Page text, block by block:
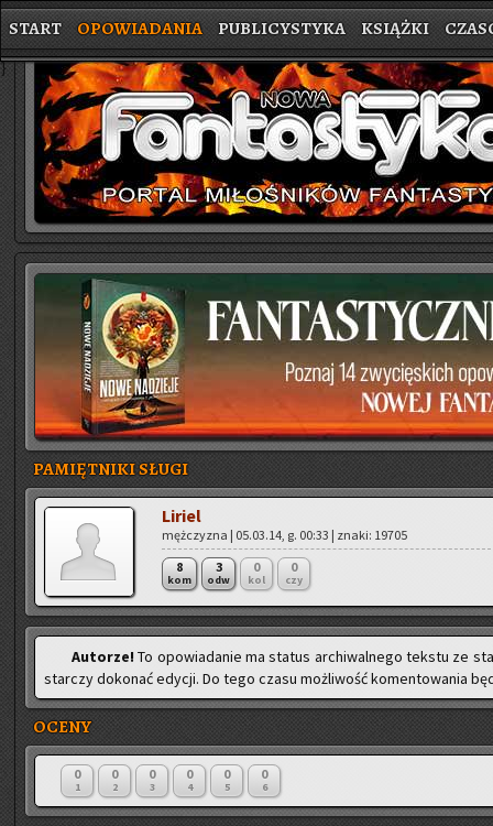
START OPOWIADANIA PUBLICYSTYKA KSIĄŻKI
}
PAMIĘTNIKI SŁUGI
Li­riel
męż­czy­zna | 05.03.14, g. 00:33 | znaki: 19705
8
kom
3
odw
0
kol
0
czy
Au­to­rze! To opo­wia­da­nie ma sta­tus ar­chi­wal­ne­go tek­stu ze
star­czy do­ko­nać edy­cji. Do tego czasu moż­li­wość ko­men­to­wa­nia
OCENY
0
1
0
2
0
3
0
4
0
5
0
6